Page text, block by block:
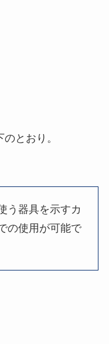
とおり。
う器具を示すカ
の使用が可能で